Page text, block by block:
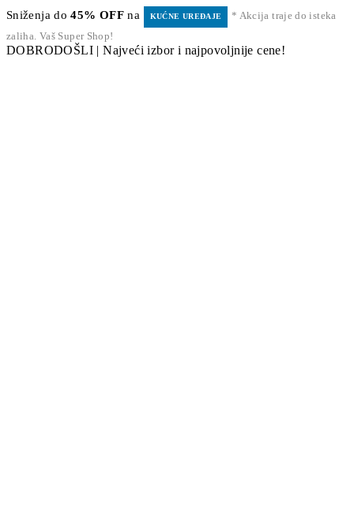
Sniženja do45% OFF na KUĆNE UREĐAJE
* Akcija traje do isteka
zaliha. Vaš Super Shop!
DOBRODOŠLI | Najveći izbor i najpovoljnije cene!